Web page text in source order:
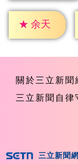
★ 余天
關於三立新聞
三立新聞自律
三立新聞網